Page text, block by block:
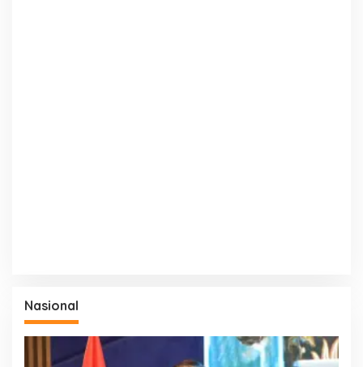
Nasional